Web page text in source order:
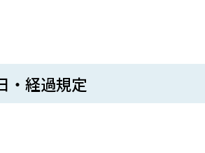
・経過規定